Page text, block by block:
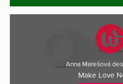
Anna Marešová
Make Love